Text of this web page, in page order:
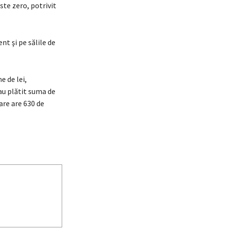
zero, potrivit
şi pe sălile de
de lei,
plătit suma de
are 630 de